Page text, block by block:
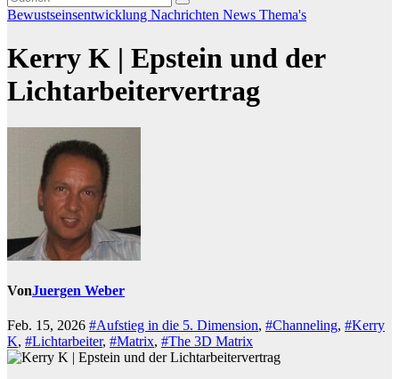
Bewustseinsentwicklung Nachrichten News Thema's
Kerry K | Epstein und der
Lichtarbeitervertrag
VonJuergen Weber
Feb. 15, 2026 #Aufstieg in die 5. Dimension, #Channeling, #Kerry
K, #Lichtarbeiter, #Matrix, #The 3D Matrix